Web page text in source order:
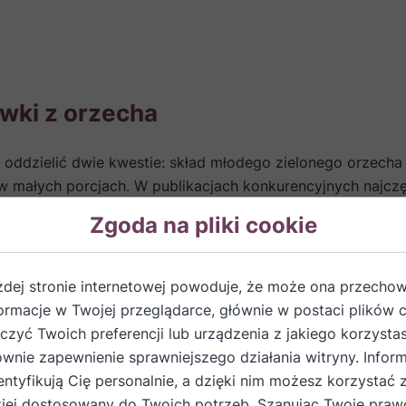
z orzecha
dwie kwestie: skład młodego zielonego
porcjach. W publikacjach konkurencyjnych
magnez, fosfor, mangan, sterole roślinne,
przypisuje się działanie wspierające trawienie,
układ nerwowy i odporność. Tak opisują to domowe i
źródło witamin czy minerałów. Jej
ropnych stanach zapalnych skóry, żylakach oraz
Zgoda na pliki cookie
stronie internetowej powoduje, że może ona
w Twojej przeglądarce, głównie w postaci plików
Twoich preferencji lub urządzenia z jakiego
zapewnienie sprawniejszego działania witryny.
Cię personalnie, a dzięki nim możesz korzystać